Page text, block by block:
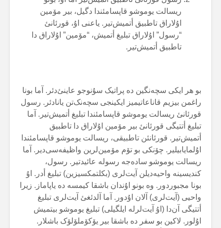
ریسالت یوموشو قاپسامئندا دگیل، بیر مۆمین
اۇلاراق تاطبیق أتمیش‌تیر. یاعنی اۇ، قورئانئ
“رسول” اۇلاراق تبلیغ أتمیش، “مۆمین” اۇلاراق دا
تاطبیق أتمیش‌تیر.
بو هر ایکی سچەنگین دە پراتیک سۇنوجو عاینئ‌دئر. آما بونا
راغمن بیزیم قاناعاتیمیز ایکینجی سچەنک‌تن یانادئر. رسول
قورئانئ ریسالت یوموشو قاپسامئندا تبلیغ أتمیش‌تیر. آما
تبلیغ أتتیگی قورئانئ بیر مۆمین اۇلاراق دا تاطبیق
أتمیش‌تیر. قورئانئن تاطبیقی، ریسالت یوموشو قاپسامئندا
اۇلمایابیلیر. چۆنکی بو تۆم مۆمین‌لرین واظیفەسی‌دیر. آما
ریسالت یوموشو سادەجە رسولە عائیدتیر. رسول،
کندیسینە واحیەدیلن آیت‌لری (بکلتمکسیزین) تبلیغ أدر. اۇ
بونا مجبوردور. وە بونو اۇندان باشقا کیمسە دە یاپاماز. زیرا
واحیی (آیت‌لری) آلان اۇدور. آما آلدئغئ آیت‌لری تبلیغ
أتتیگی آن‌دا (اۇ آیت‌لرلە ایلگیلی) تبلیغ یوموشو بیتمیش
اۇلور. لاکین بو سفر دە باشقا بیر یۆکۆملۆلۆک باشلار.